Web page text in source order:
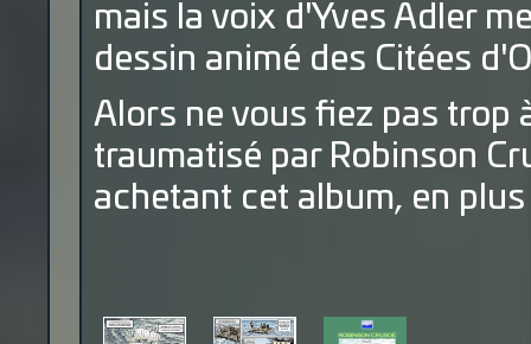
mais la voix d'Yves Adler
dessin animé des Citées
Alors ne vous fiez pas trop
traumatisé par Robinson
achetant cet album, en